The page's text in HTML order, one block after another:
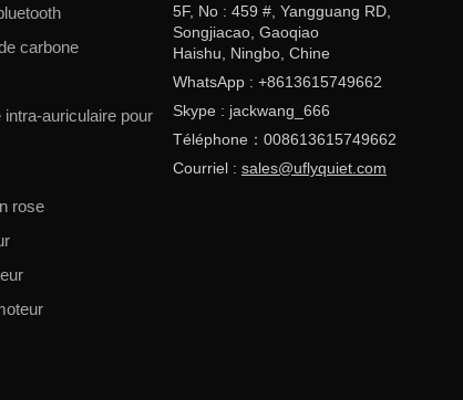
carbone
auriculaire pour
rose
5F, No : 459 #, Yangguang RD,
Songjiacao, Gaoqiao
Haishu, Ningbo, Chine
WhatsApp : +8613615749662
Skype : jackwang_666
Téléphone：008613615749662
Courriel : sales@uflyquiet.com